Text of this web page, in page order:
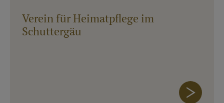
Verein für Heimatpflege im
Schuttergäu